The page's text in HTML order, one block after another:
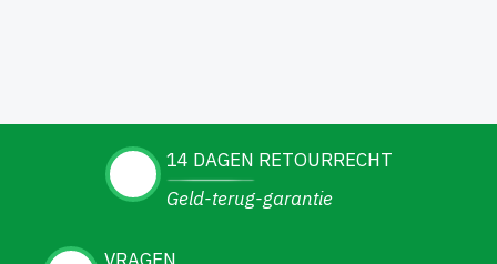
14 DAGEN RETOURRECHT
Geld-terug-garantie